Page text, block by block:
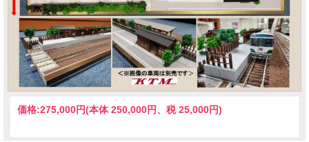
価格:275,000円(本体 250,000円、税 25,000円)